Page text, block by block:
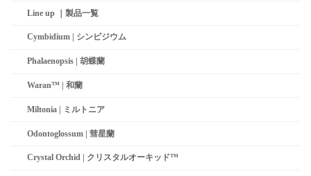
Line up ｜製品一覧
Cymbidium | シンビジウム
Phalaenopsis | 胡蝶蘭
Waran™ | 和蘭
Miltonia | ミルトニア
Odontoglossum | 彗星蘭­
Crystal Orchid | クリスタルオーキッド™